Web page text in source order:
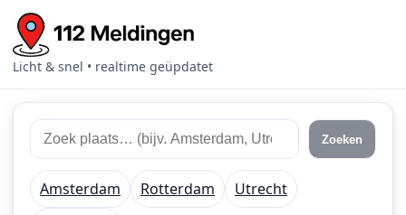
Licht & snel • realtime geüpdatet
Zoek 112 meldingen
Zoek plaats of regio Zoeken
Amsterdam Rotterdam
Utrecht